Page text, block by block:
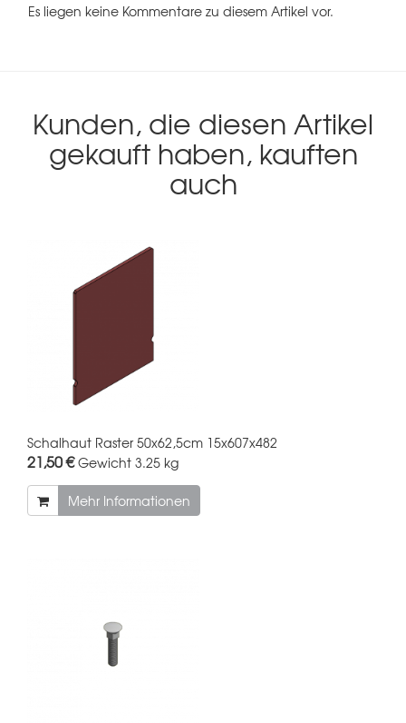
Es liegen keine Kommentare zu diesem Artikel vor.
Kunden, die diesen Artikel
gekauft haben, kauften
auch
Schalhaut Raster 50x62,5cm 15x607x482
21,50 €Gewicht 3.25 kg
Mehr Informationen